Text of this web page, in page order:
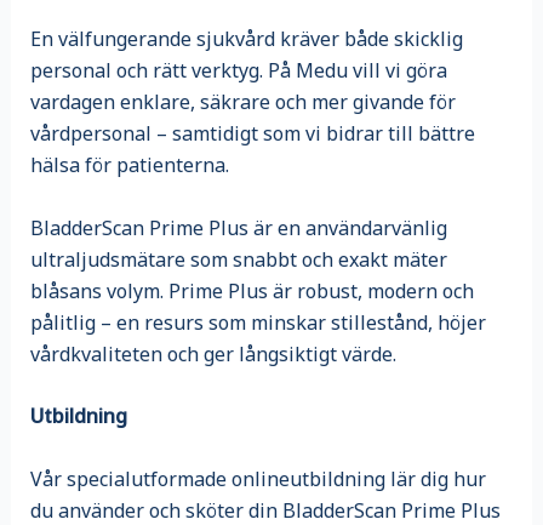
En välfungerande sjukvård kräver både skicklig
personal och rätt verktyg. På Medu vill vi göra
vardagen enklare, säkrare och mer givande för
vårdpersonal – samtidigt som vi bidrar till bättre
hälsa för patienterna.
BladderScan Prime Plus är en användarvänlig
ultraljudsmätare som snabbt och exakt mäter
blåsans volym. Prime Plus är robust, modern och
pålitlig – en resurs som minskar stillestånd, höjer
vårdkvaliteten och ger långsiktigt värde.
Utbildning
Vår specialutformade onlineutbildning lär dig hur
du använder och sköter din BladderScan Prime Plus